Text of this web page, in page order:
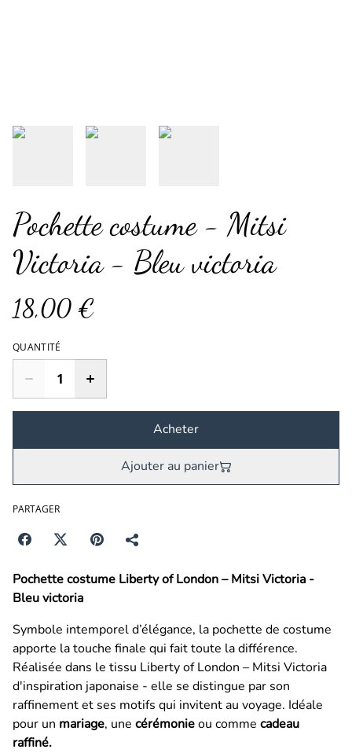
Pochette costume - Mitsi
Victoria - Bleu victoria
18,00 €
QUANTITÉ
Acheter
Ajouter au panier
PARTAGER
Pochette costume Liberty of London – Mitsi Victoria -
Bleu victoria
Symbole intemporel d’élégance, la pochette de costume
apporte la touche finale qui fait toute la différence.
Réalisée dans le tissu Liberty of London – Mitsi Victoria
d'inspiration japonaise - elle se distingue par son
raffinement et ses motifs qui invitent au voyage. Idéale
pour un mariage, une cérémonieou comme cadeau
raffiné.